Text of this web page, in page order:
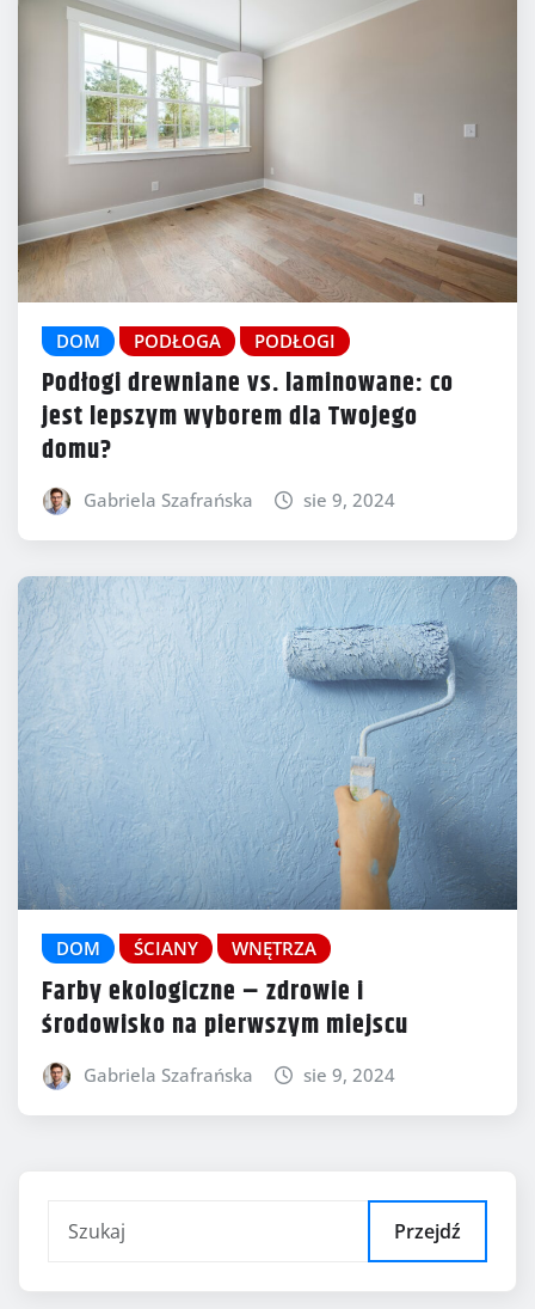
DOM PODŁOGA PODŁOGI
Podłogi drewniane vs. laminowane: co
jest lepszym wyborem dla Twojego
domu?
Gabriela Szafrańska sie 9, 2024
DOM ŚCIANY WNĘTRZA
Farby ekologiczne – zdrowie i
środowisko na pierwszym miejscu
Gabriela Szafrańska sie 9, 2024
Przejdź